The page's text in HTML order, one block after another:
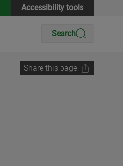
Accessibility tools
Search
Share this page